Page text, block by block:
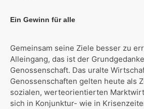
Ein Gewinn für alle
Gemeinsam seine Ziele besser zu
Alleingang, das ist der
Genossenschaft. Das uralte
Genossenschaften gelten heute als
sozialen, werteorientierten
sich in Konjunktur- wie in